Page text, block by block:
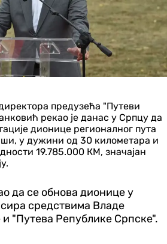
предузећа "Путеви
рекао је данас у Српцу да
дионице регионалног пута
у дужини од 30 километара и
19.785.000 КМ, значајан
да се обнова дионице у
средствима Владе
"Путева Републике Српске".